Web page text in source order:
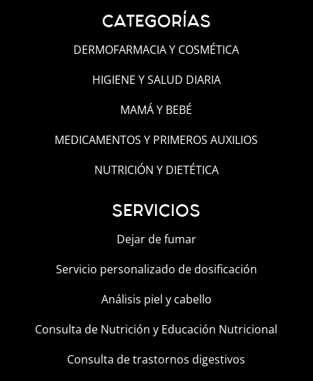
CATEGORÍAS
DERMOFARMACIA Y COSMÉTICA
HIGIENE Y SALUD DIARIA
MAMÁ Y BEBÉ
MEDICAMENTOS Y PRIMEROS AUXILIOS
NUTRICIÓN Y DIETÉTICA
SERVICIOS
Dejar de fumar
Servicio personalizado de dosificación
Análisis piel y cabello
Consulta de Nutrición y Educación Nutricional
Consulta de trastornos digestivos